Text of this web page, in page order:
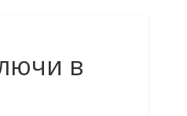
в